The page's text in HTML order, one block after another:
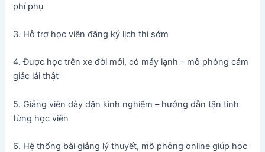
phí phụ
3. Hỗ trợ học viên đăng ký lịch thi sớm
4. Được học trên xe đời mới, có máy lạnh – mô phỏng cảm
giác lái thật
5. Giảng viên dày dặn kinh nghiệm – hướng dẫn tận tình
từng học viên
6. Hệ thống bài giảng lý thuyết, mô phỏng online giúp học